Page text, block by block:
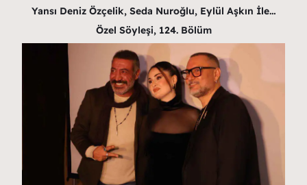
Yansı Deniz Özçelik, Seda Nuroğlu, Eylül Aşkın İle…
Özel Söyleşi, 124. Bölüm